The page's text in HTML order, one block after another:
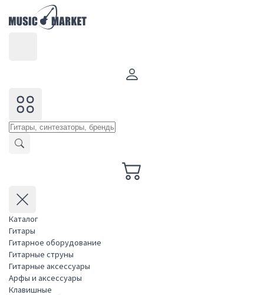
Каталог
Гитары
Гитарное оборудование
Гитарные струны
Гитарные аксессуары
Арфы и аксессуары
Клавишные